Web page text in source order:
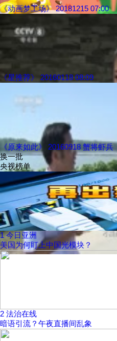
《动画梦工场》 20181215 07:00
《星推荐》 20160118 08:09
《原来如此》 20160918 蟹将虾兵
换一批
央视榜单
1 今日亚洲
美国为何盯上中国光模块？
2 法治在线
暗语引流？午夜直播间乱象